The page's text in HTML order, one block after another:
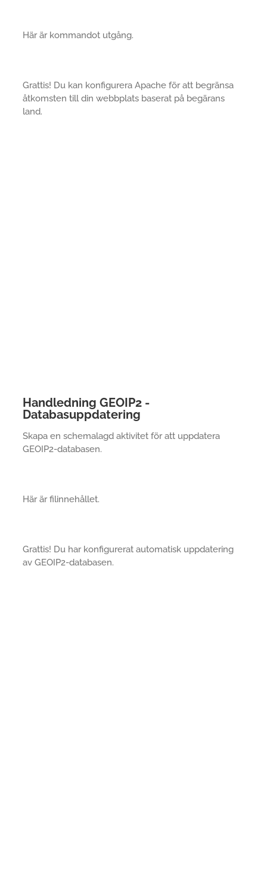
Här är kommandot utgång.
Grattis! Du kan konfigurera Apache för att begränsa
åtkomsten till din webbplats baserat på begärans
land.
Handledning GEOIP2 -
Databasuppdatering
Skapa en schemalagd aktivitet för att uppdatera
GEOIP2-databasen.
Här är filinnehållet.
Grattis! Du har konfigurerat automatisk uppdatering
av GEOIP2-databasen.